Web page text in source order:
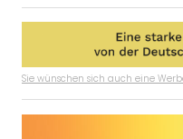
Sie wünschen sich auch eine